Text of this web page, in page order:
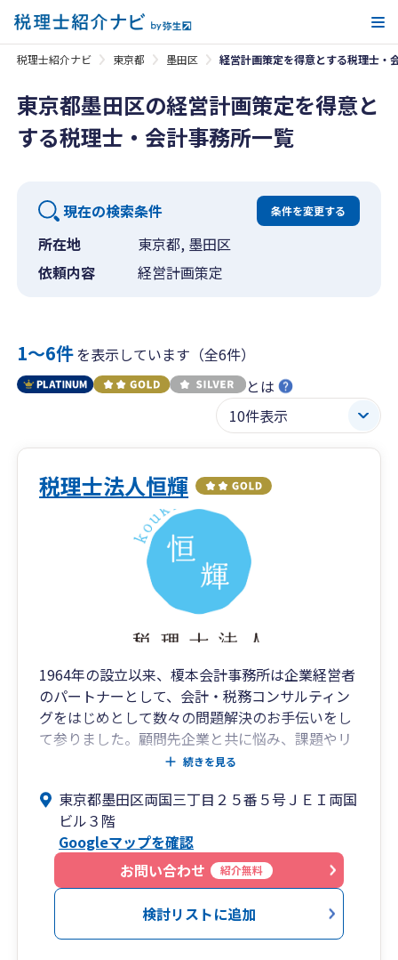
税理士紹介ナビ 東京都 墨田区 経営計画策定を得意とする税理士・
東京都墨田区の経営計画策定を得意と
する税理士・会計事務所一覧
現在の検索条件 条件を変更する
所在地
東京都, 墨田区
依頼内容
経営計画策定
1〜6件を表示しています（全6件）
とは
税理士法人恒輝
1964年の設立以来、榎本会計事務所は企業経営者
のパートナーとして、会計・税務コンサルティン
グをはじめとして数々の問題解決のお手伝いをし
て参りました。顧問先企業と共に悩み、課題やリ
スク管理を明確にし、企業と共に発展していくこ
す。
顧問税理士・会計事務所と付き合うメリットを
「経理関係の処理が楽になるだけ」だと思ってい
るのでしたら、もう一足経営について踏み込んで
いきましょう。会計事務所選びに時間をかけるこ
とで、経営者が背負うあらゆる苦労が激減するの
続きを見る
東京都墨田区両国三丁目２５番５号ＪＥＩ両国
ビル３階
Googleマップを確認
お問い合わせ
紹介無料
検討リストに追加